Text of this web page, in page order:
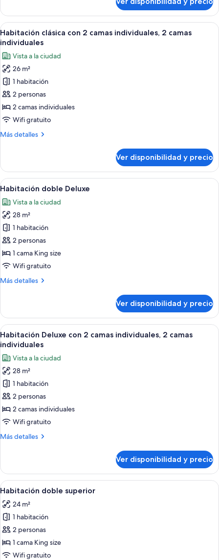
clásica,
cama
Queen
Ver
todas
las
fotos
de
Habitación
clásica
con
2
individuales,
individuales
Habitación de hotel con dos camas,
3
Habitación clásica con 2 camas individuales, 2 camas
individuales
Vista a la ciudad
26 m²
1 habitación
2 personas
2 camas individuales
Wifi gratuito
Más detalles
Más
clásica
con
2
individuales,
2
camas
individuales
Ver disponibilidad y precio
Ver
todas
las
fotos
de
Habitación
doble
Deluxe
Habitación de hotel con una cama
4
Habitación doble Deluxe
Vista a la ciudad
28 m²
1 habitación
2 personas
1 cama King size
Wifi gratuito
Más detalles
Más
doble
Deluxe
Ver disponibilidad y precio
Ver
todas
las
fotos
de
Habitación
Deluxe
con
2
individuales,
individuales
Una habitación de hotel con dos
3
Habitación Deluxe con 2 camas individuales, 2 camas
individuales
Vista a la ciudad
28 m²
1 habitación
2 personas
2 camas individuales
Wifi gratuito
Más detalles
Más
Deluxe
con
2
individuales,
2
camas
individuales
Ver disponibilidad y precio
Ver
todas
las
fotos
de
Habitación
doble
Habitación de hotel con una cama
3
Habitación doble superior
24 m²
1 habitación
2 personas
1 cama King size
Wifi gratuito